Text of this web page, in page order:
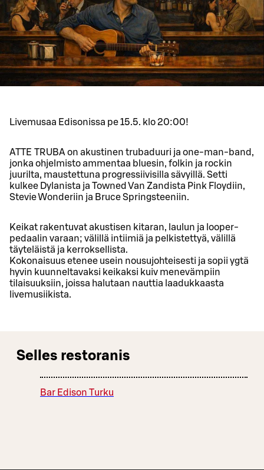
Livemusaa Edisonissa pe 15.5. klo 20:00!
ATTE TRUBA on akustinen trubaduuri ja one-man-band,
jonka ohjelmisto ammentaa bluesin, folkin ja rockin
juurilta, maustettuna progressiivisilla sävyillä. Setti
kulkee Dylanista ja Towned Van Zandista Pink Floydiin,
Stevie Wonderiin ja Bruce Springsteeniin.
Keikat rakentuvat akustisen kitaran, laulun ja looper-
pedaalin varaan; välillä intiimiä ja pelkistettyä, välillä
täyteläistä ja kerroksellista.
Kokonaisuus etenee usein nousujohteisesti ja sopii ygtä
hyvin kuunneltavaksi keikaksi kuiv menevämpiin
tilaisuuksiin, joissa halutaan nauttia laadukkaasta
livemusiikista.
Selles restoranis
Bar Edison Turku